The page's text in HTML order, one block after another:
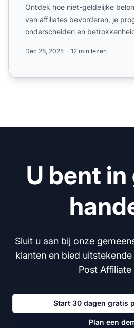
Ontdek hoe niet-geldelijke
van affiliates bevorderen, je
onderscheiden en
Dec 28, 2025 12 min lezen
U bent
Sluit u aan bij onze
klanten en bied
Post Affiliate
Start 30 dagen gratis
Plan een